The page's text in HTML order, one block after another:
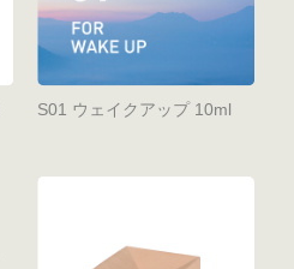
S01 ウェイクアップ 10ml